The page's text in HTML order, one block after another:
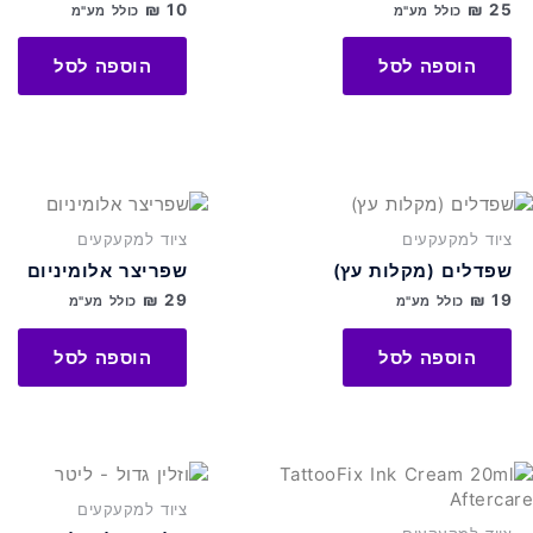
₪ 25 כולל מע"מ
הוספה לסל
₪ 10 כולל מע"מ
הוספה לסל
ציוד למקעקעים
שפדלים (מקלות עץ)
₪ 19 כולל מע"מ
הוספה לסל
ציוד למקעקעים
שפריצר אלומיניום
₪ 29 כולל מע"מ
הוספה לסל
ציוד למקעקעים